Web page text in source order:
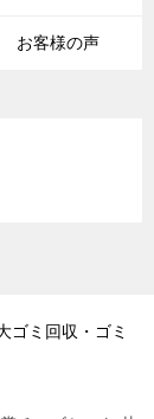
お客様の声
ゴミ回収・ゴミ